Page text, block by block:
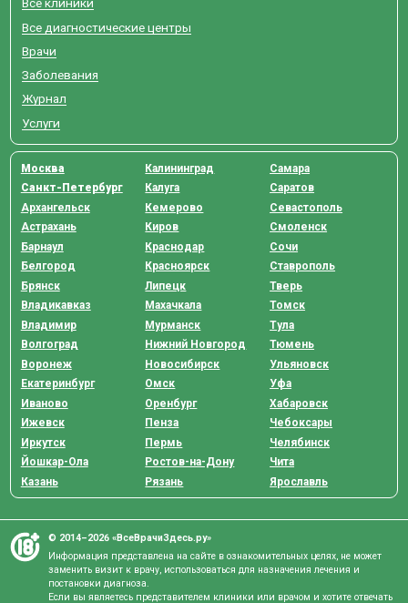
Все клиники
Все диагностические центры
Врачи
Заболевания
Журнал
Услуги
Москва
Санкт-Петербург
Архангельск
Астрахань
Барнаул
Белгород
Брянск
Владикавказ
Владимир
Волгоград
Воронеж
Екатеринбург
Иваново
Ижевск
Иркутск
Йошкар-Ола
Казань
Калининград
Калуга
Кемерово
Киров
Краснодар
Красноярск
Липецк
Махачкала
Мурманск
Нижний Новгород
Новосибирск
Омск
Оренбург
Пенза
Пермь
Ростов-на-Дону
Рязань
Самара
Саратов
Севастополь
Смоленск
Сочи
Ставрополь
Тверь
Томск
Тула
Тюмень
Ульяновск
Уфа
Хабаровск
Чебоксары
Челябинск
Чита
Ярославль
© 2014–2026 «ВсеВрачиЗдесь.ру»
Информация представлена на сайте в ознакомительных целях, не может
заменить визит к врачу, использоваться для назначения лечения и
постановки диагноза.
Если вы являетесь представителем клиники или врачом и хотите отвечать